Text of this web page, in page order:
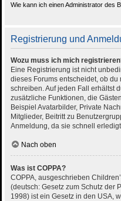
Wie kann ich einen Administrator des
Registrierung und
Wozu muss ich mich
Eine Registrierung ist nicht
dieses Forums entscheidet, ob
schreiben. Auf jeden Fall erhältst
zusätzliche Funktionen, die
Beispiel Avatarbilder, Private
Mitglieder, Beitritt zu
Anmeldung, da sie schnell
Nach oben
Was ist COPPA?
COPPA, ausgeschrieben
(deutsch: Gesetz zum Schutz der
1998) ist ein Gesetz in den USA,